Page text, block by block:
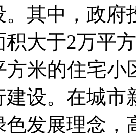
。其中，政府
积大于2万平
方米的住宅
建设。在城市
色发展理念